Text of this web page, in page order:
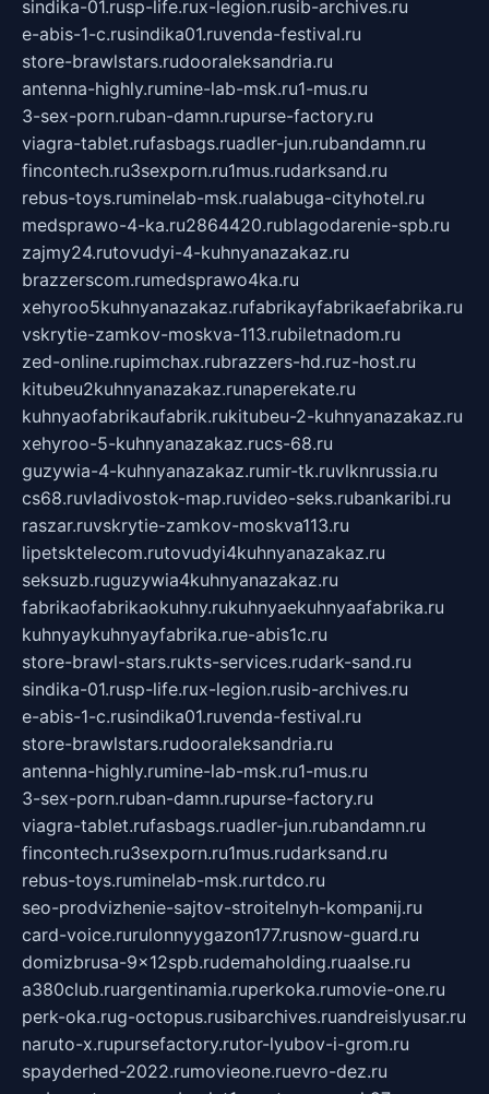
sindika-01.rusp-life.rux-legion.rusib-archives.ru
e-abis-1-c.rusindika01.ruvenda-festival.ru
store-brawlstars.rudooraleksandria.ru
antenna-highly.rumine-lab-msk.ru1-mus.ru
3-sex-porn.ruban-damn.rupurse-factory.ru
viagra-tablet.rufasbags.ruadler-jun.rubandamn.ru
fincontech.ru3sexporn.ru1mus.rudarksand.ru
rebus-toys.ruminelab-msk.rualabuga-cityhotel.ru
medsprawo-4-ka.ru2864420.rublagodarenie-spb.ru
zajmy24.rutovudyi-4-kuhnyanazakaz.ru
brazzerscom.rumedsprawo4ka.ru
xehyroo5kuhnyanazakaz.rufabrikayfabrikaefabrika.ru
vskrytie-zamkov-moskva-113.rubiletnadom.ru
zed-online.rupimchax.rubrazzers-hd.ruz-host.ru
kitubeu2kuhnyanazakaz.runaperekate.ru
kuhnyaofabrikaufabrik.rukitubeu-2-kuhnyanazakaz.ru
xehyroo-5-kuhnyanazakaz.rucs-68.ru
guzywia-4-kuhnyanazakaz.rumir-tk.ruvlknrussia.ru
cs68.ruvladivostok-map.ruvideo-seks.rubankaribi.ru
raszar.ruvskrytie-zamkov-moskva113.ru
lipetsktelecom.rutovudyi4kuhnyanazakaz.ru
seksuzb.ruguzywia4kuhnyanazakaz.ru
fabrikaofabrikaokuhny.rukuhnyaekuhnyaafabrika.ru
kuhnyaykuhnyayfabrika.rue-abis1c.ru
store-brawl-stars.rukts-services.rudark-sand.ru
sindika-01.rusp-life.rux-legion.rusib-archives.ru
e-abis-1-c.rusindika01.ruvenda-festival.ru
store-brawlstars.rudooraleksandria.ru
antenna-highly.rumine-lab-msk.ru1-mus.ru
3-sex-porn.ruban-damn.rupurse-factory.ru
viagra-tablet.rufasbags.ruadler-jun.rubandamn.ru
fincontech.ru3sexporn.ru1mus.rudarksand.ru
rebus-toys.ruminelab-msk.rurtdco.ru
seo-prodvizhenie-sajtov-stroitelnyh-kompanij.ru
card-voice.rurulonnyygazon177.rusnow-guard.ru
domizbrusa-9x12spb.rudemaholding.ruaalse.ru
a380club.ruargentinamia.ruperkoka.rumovie-one.ru
perk-oka.rug-octopus.rusibarchives.ruandreislyusar.ru
naruto-x.rupursefactory.rutor-lyubov-i-grom.ru
spayderhed-2022.rumovieone.ruevro-dez.ru